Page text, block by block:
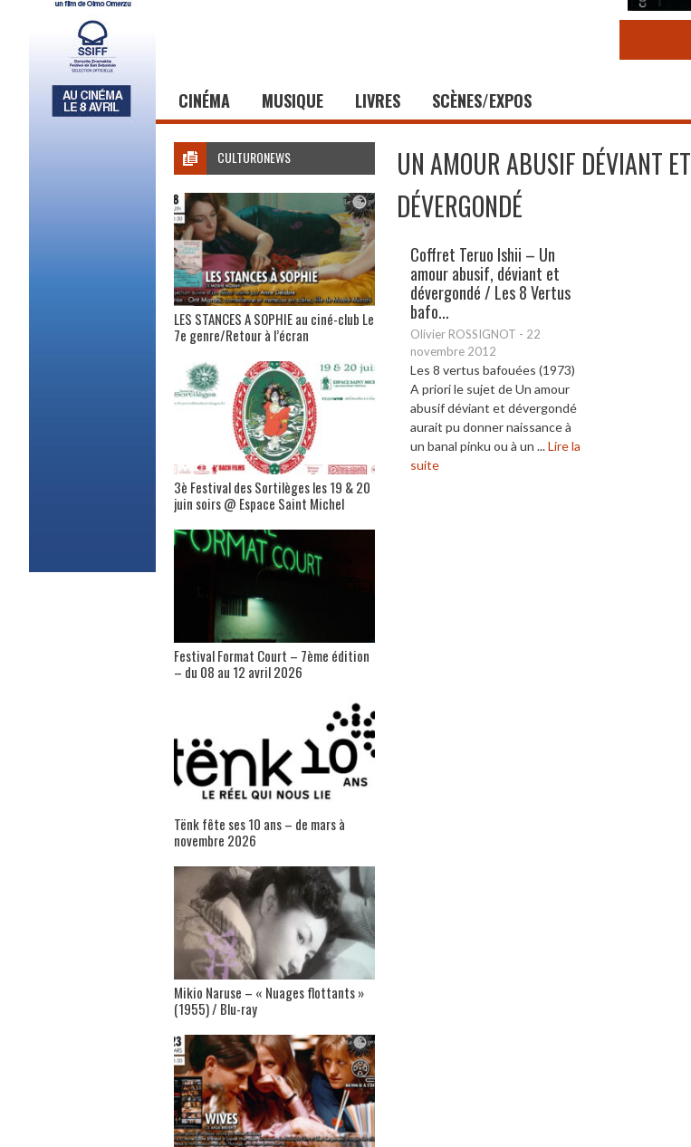
CINÉMA MUSIQUE LIVRES SCÈNES/EXPOS
UN AMOUR ABUSIF DÉVIANT ET
DÉVERGONDÉ
Coffret Teruo Ishii – Un
amour abusif, déviant et
dévergondé / Les 8 Vertus
bafo...
Olivier ROSSIGNOT - 22
novembre 2012
Les 8 vertus bafouées (1973)
A priori le sujet de Un amour
abusif déviant et dévergondé
aurait pu donner naissance à
un banal pinku ou à un ...Lire la
suite
CULTURONEWS
LES STANCES A SOPHIE au ciné-club Le
7e genre/Retour à l’écran
3è Festival des Sortilèges les 19 & 20
juin soirs @ Espace Saint Michel
Festival Format Court – 7ème édition
– du 08 au 12 avril 2026
Tënk fête ses 10 ans – de mars à
novembre 2026
Mikio Naruse – « Nuages flottants »
(1955) / Blu-ray